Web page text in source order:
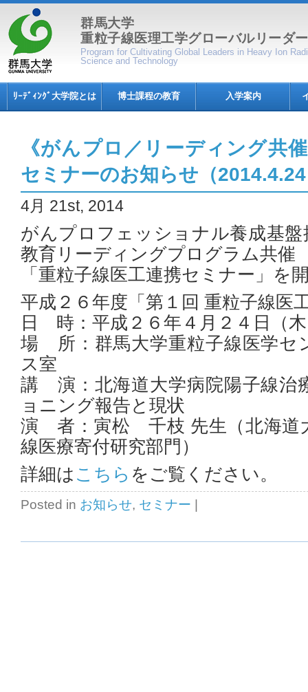
群馬大学
重粒子線医理工学グローバルリーダ
Program for Cultivating Global Leaders in Heavy Ion
Science and Technology
ﾘｰﾃﾞｨﾝｸﾞ大学院とは 博士課程の教育 入学案内
《がんプロ／リーディング共
セミナーのお知らせ（
4月 21st, 2014
がんプロフェッショナル養成基
教育リーディングプログラム共催
「重粒子線医工連携セミナー」を
平成２６年度「第１回 重粒子線医
日 時：平成２６年４月２４日（
場 所：群馬大学重粒子線医学
ス室
講 演：北海道大学病院陽子線治
ョニング報告と現状
演 者：寅松 千枝 先生（北海道
線医療寄付研究部門）
詳細は こちら をご覧ください。
Posted in お知らせ, セミナー